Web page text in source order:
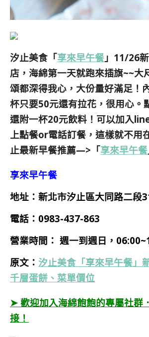
汐止美食「享來早午餐 」11/26
店， 海綿第一天就跑來插旗~~大
頌都深得我心，大份量好滿足！
杯只要50元還有拉花，很用心。
還附一杯20元飲料！可以加入
上點餐or電話訂餐，這樣就不用
止最新早餐推薦—>「享來早午餐
享來早午餐
地址：新北市汐止區大同路二段
電話：0983-437-863
營業時間： 週一到週日，
原文： 汐止美食「享來早午餐」
千層蛋餅、菜單價位
➤ 歡迎加入海綿飽飽的專屬社群
接！